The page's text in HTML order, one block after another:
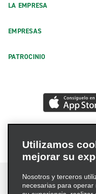
LA EMPRESA
EMPRESAS
PATROCINIO
Utilizamos
mejorar su
Nosotros y terceros
necesarias para